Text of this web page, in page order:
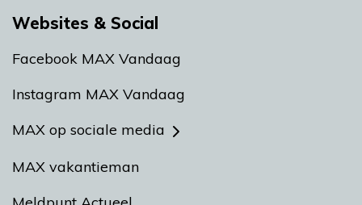
Websites & Social
Facebook MAX Vandaag
Instagram MAX Vandaag
MAX op sociale media
MAX vakantieman